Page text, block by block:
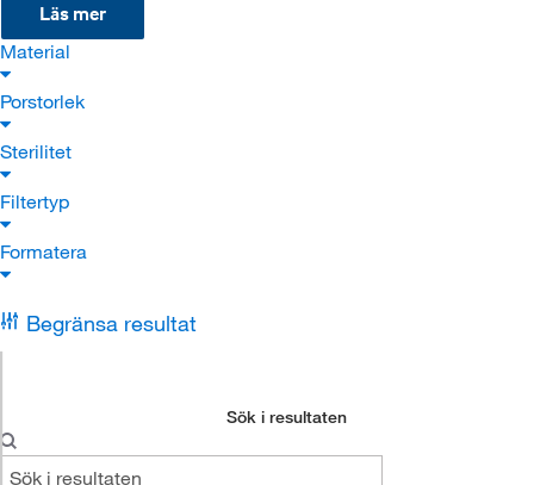
Läs mer
Material
Porstorlek
Sterilitet
Filtertyp
Formatera
Begränsa resultat
Sök i resultaten